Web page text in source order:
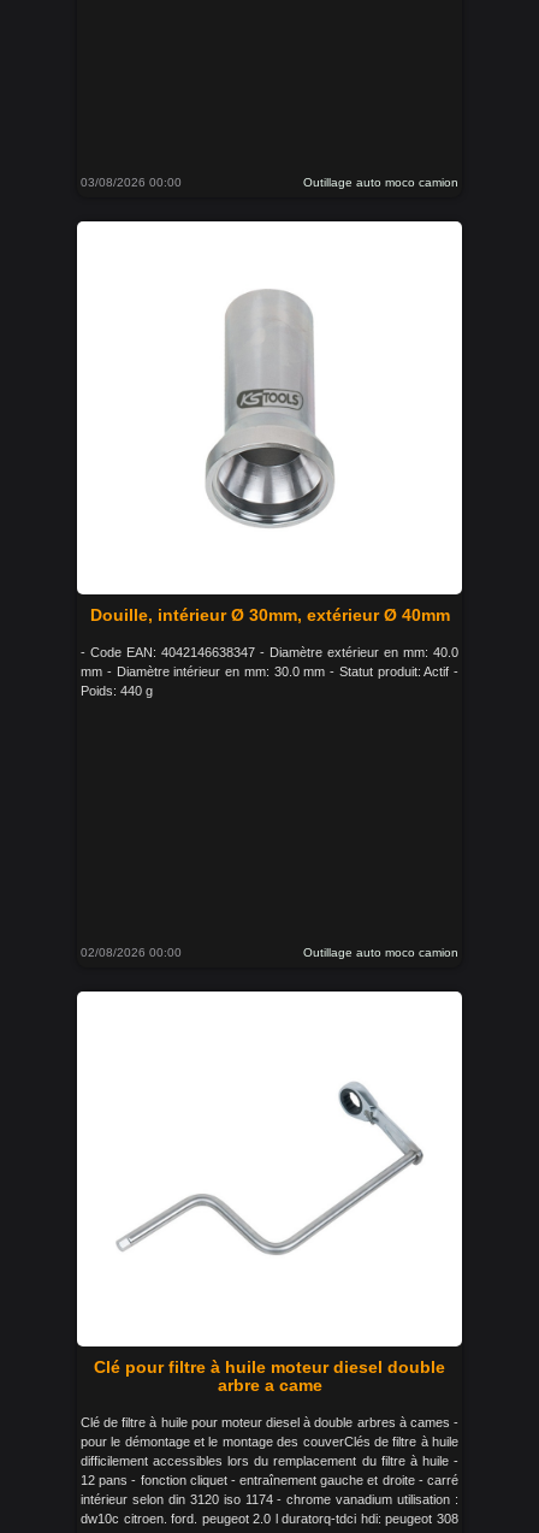
03/08/2026 00:00 Outillage auto moco camion
Douille, intérieur Ø 30mm, extérieur Ø 40mm
- Code EAN: 4042146638347 - Diamètre extérieur en mm: 40.0
mm - Diamètre intérieur en mm: 30.0 mm - Statut produit: Actif -
Poids: 440 g
02/08/2026 00:00 Outillage auto moco camion
Clé pour filtre à huile moteur diesel double
arbre a came
Clé de filtre à huile pour moteur diesel à double arbres à cames -
pour le démontage et le montage des couverClés de filtre à huile
difficilement accessibles lors du remplacement du filtre à huile -
12 pans - fonction cliquet - entraînement gauche et droite - carré
intérieur selon din 3120 iso 1174 - chrome vanadium utilisation :
dw10c citroen. ford. peugeot 2.0 l duratorq-tdci hdi: peugeot 308